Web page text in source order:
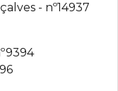
- nº14937